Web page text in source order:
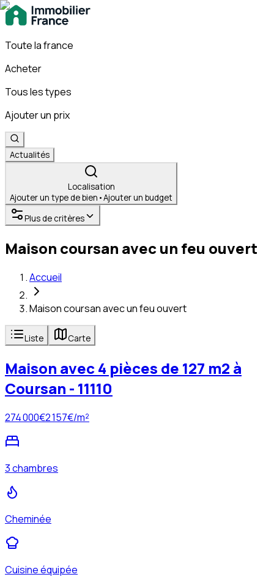
Toute la france
Acheter
Tous les types
Ajouter un prix
Actualités
Localisation
Ajouter un type de bien •Ajouter un budget
Plus de critères
Maison coursan avec un feu ouvert
Accueil
Maison coursan avec un feu ouvert
Liste Carte
Maison avec 4 pièces de 127 m2 à
Coursan - 11110
274 000€2 157€/m²
3 chambres
Cheminée
Cuisine équipée